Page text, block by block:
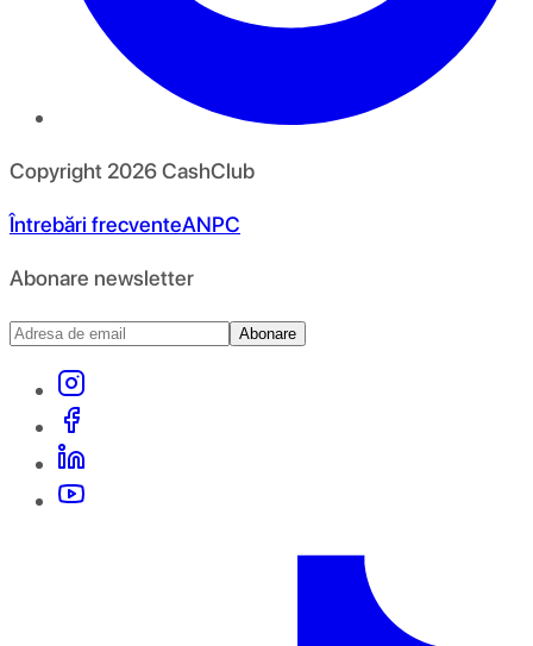
Copyright 2026CashClub
Întrebări frecventeANPC
Abonare newsletter
Abonare